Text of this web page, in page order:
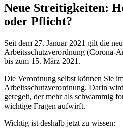
Neue Streitigkeiten:
oder Pflicht?
Seit dem 27. Januar 2021 gilt die
Arbeitsschutzverordnung (Corona-
bis zum 15. März 2021.
Die Verordnung selbst können Sie
Arbeitsschutzverordnung. Darin
geregelt, der mehr als schwammig
wichtige Fragen aufwirft.
Wichtig ist deshalb jetzt zu wissen: